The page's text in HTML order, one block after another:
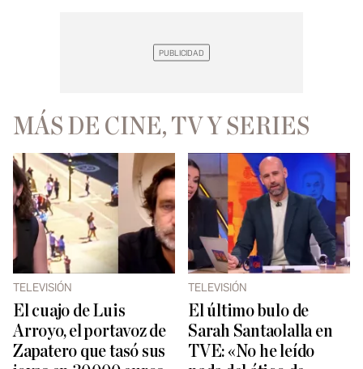
MÁS DE CINE, TV Y SERIES
TELEVISIÓN
El cuajo de Luis
Arroyo, el portavoz de
Zapatero que tasó sus
TELEVISIÓN
El último bulo de
Sarah Santaolalla en
TVE: «No he leído